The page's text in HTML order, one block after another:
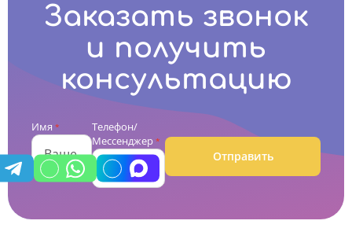
Заказать звонок
и получить
консультацию
Имя *
Телефон/
Мессенджер *
Отправить